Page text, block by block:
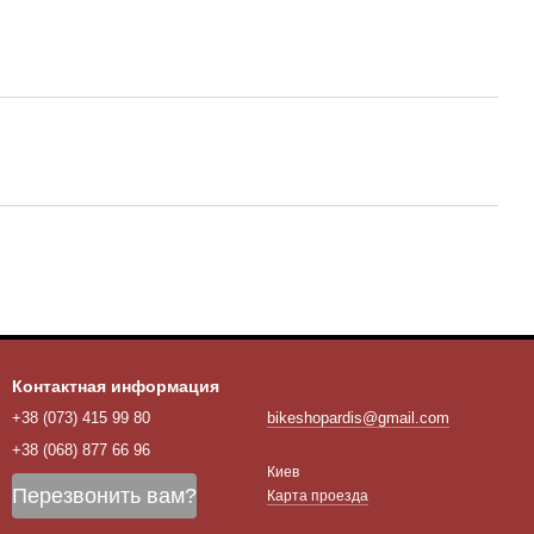
Контактная информация
+38 (073) 415 99 80
+38 (068) 877 66 96
Перезвонить вам?
bikeshopardis@gmail.com
Киев
Карта проезда